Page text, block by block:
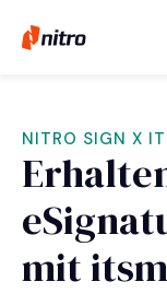
NITRO SIGN X
mit